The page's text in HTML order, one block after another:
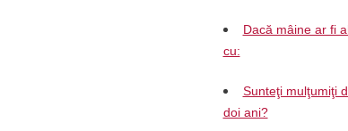
Dacă mâine ar fi
cu:
Sunteţi mulţumiţi
doi ani?